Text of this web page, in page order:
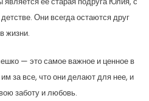
Они всегда остаются друг
жизни.
— это самое важное и ценное в
за все, что они делают для нее, и
заботу и любовь.